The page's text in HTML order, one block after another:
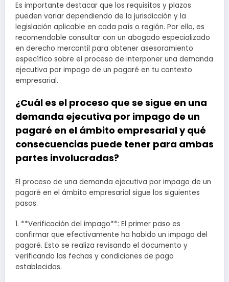
Es importante destacar que los requisitos y plazos
pueden variar dependiendo de la jurisdicción y la
legislación aplicable en cada país o región. Por ello, es
recomendable consultar con un abogado especializado
en derecho mercantil para obtener asesoramiento
específico sobre el proceso de interponer una demanda
ejecutiva por impago de un pagaré en tu contexto
empresarial.
¿Cuál es el proceso que se sigue en una
demanda ejecutiva por impago de un
pagaré en el ámbito empresarial y qué
consecuencias puede tener para ambas
partes involucradas?
El proceso de una demanda ejecutiva por impago de un
pagaré en el ámbito empresarial sigue los siguientes
pasos:
1. **Verificación del impago**: El primer paso es
confirmar que efectivamente ha habido un impago del
pagaré. Esto se realiza revisando el documento y
verificando las fechas y condiciones de pago
establecidas.